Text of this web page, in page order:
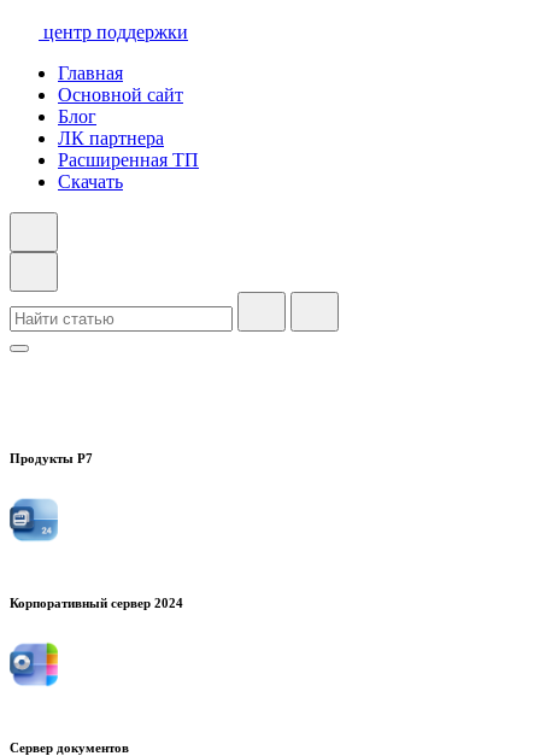
центр поддержки
Главная
Основной сайт
Блог
ЛК партнера
Расширенная ТП
Скачать
Продукты Р7
Корпоративный сервер 2024
Сервер документов